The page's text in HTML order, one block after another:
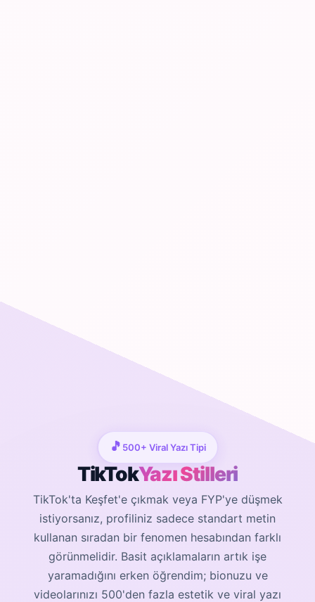
🎵 500+ Viral Yazı Tipi
TikTokYazı Stilleri
TikTok'ta Keşfet'e çıkmak veya FYP'ye düşmek
istiyorsanız, profiliniz sadece standart metin
kullanan sıradan bir fenomen hesabından farklı
görünmelidir. Basit açıklamaların artık işe
yaramadığını erken öğrendim; bionuzu ve
videolarınızı 500'den fazla estetik ve viral yazı